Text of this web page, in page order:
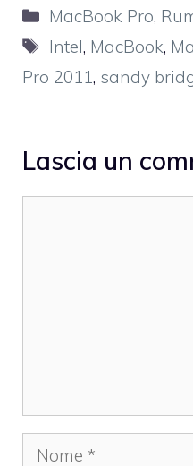
Categorie
MacBook Pro,
Tag
Intel, MacBook,
Pro 2011, sandy
Lascia un
Nome